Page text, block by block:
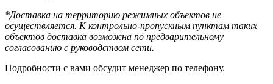
*Доставка на территорию режимных объектов не
осуществляется. К контрольно-пропускным пунктам таких
объектов доставка возможна по предварительному
согласованию с руководством сети.
Подробности с вами обсудит менеджер по телефону.